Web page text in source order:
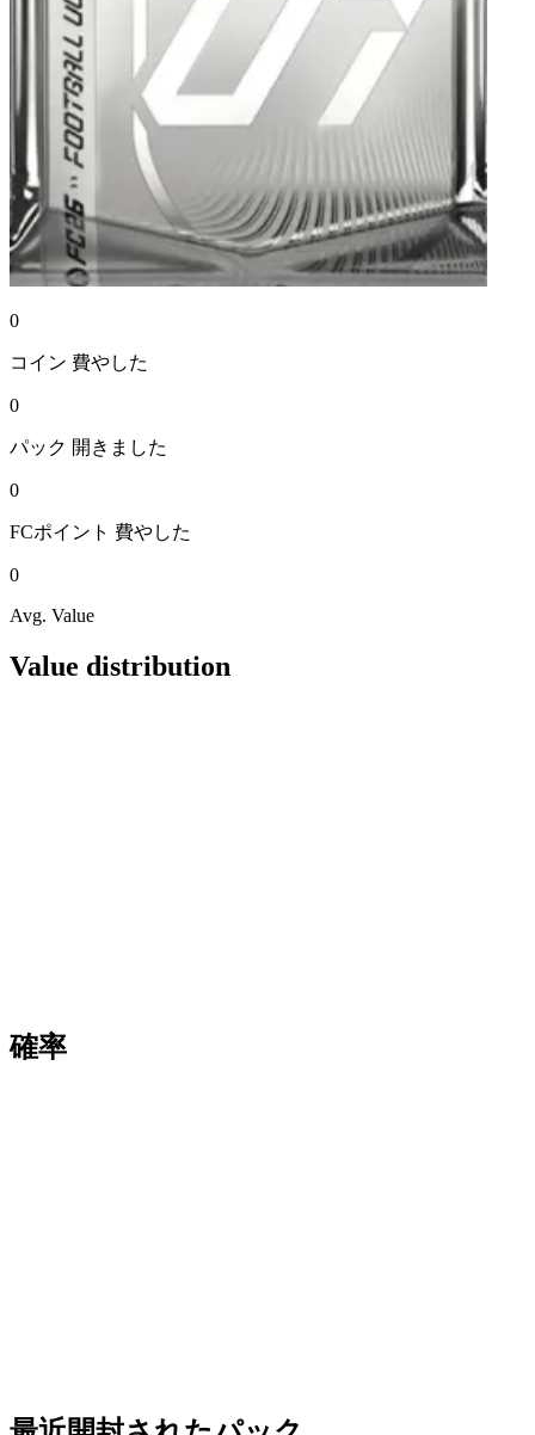
0
コイン 費やした
0
パック 開きました
0
FCポイント 費やした
0
Avg. Value
Value distribution
確率